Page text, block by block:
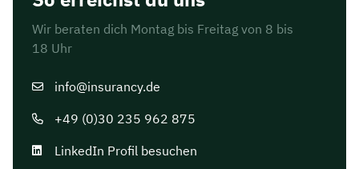
Wir beraten dich Montag bis Freitag von 8 bis
18 Uhr
info@insurancy.de
+49 (0)30 235 962 875
LinkedIn Profil besuchen